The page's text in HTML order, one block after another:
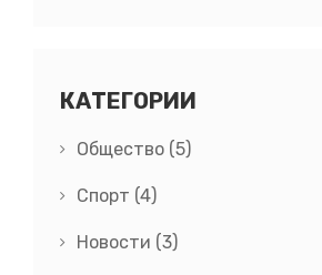
КАТЕГОРИИ
Общество (5)
Спорт (4)
Новости (3)